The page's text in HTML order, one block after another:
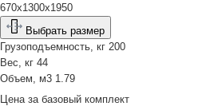
670х1300х1950
Выбрать размер
Грузоподъемность, кг 200
Вес, кг 44
Объем, м3 1.79
Цена за базовый комплект